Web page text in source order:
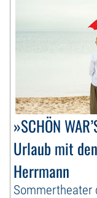
»SCHÖN
Urlaub mit
Herrmann
Sommertheater